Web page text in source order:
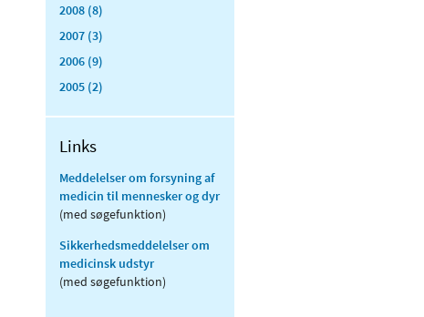
2008 (8)
2007 (3)
2006 (9)
2005 (2)
Links
Meddelelser om forsyning af
medicin til mennesker og dyr
(med søgefunktion)
Sikkerhedsmeddelelser om
medicinsk udstyr
(med søgefunktion)